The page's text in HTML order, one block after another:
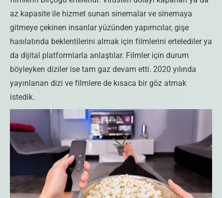
az kapasite ile hizmet sunan sinemalar ve sinemaya
gitmeye çekinen insanlar yüzünden yapımcılar, gişe
hasılatında beklentilerini almak için filmlerini ertelediler ya
da dijital platformlarla anlaştılar. Filmler için durum
böyleyken diziler ise tam gaz devam etti. 2020 yılında
yayınlanan dizi ve filmlere de kısaca bir göz atmak
istedik.